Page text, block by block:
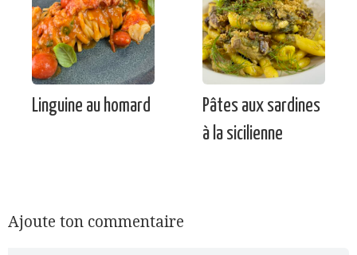
Linguine au homard
Pâtes aux sardines
à la sicilienne
Ajoute ton commentaire